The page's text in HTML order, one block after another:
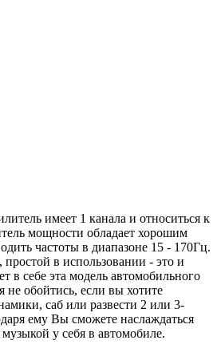
имеет 1 канала и относиться к
мощности обладает хорошим
частоты в диапазоне 15 - 170Гц.
в использовании - это и
в себе эта модель автомобильного
не обойтись, если вы хотите
саб или развести 2 или 3-
ему Вы сможете наслаждаться
у себя в автомобиле.